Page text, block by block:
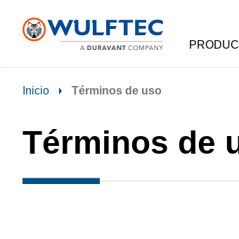
Inicio Términos de uso
Términos de